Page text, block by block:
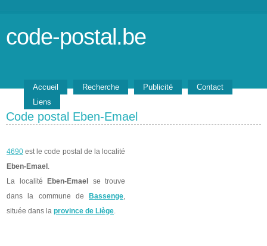
code-postal.be
Accueil Recherche Publicité
Contact
Liens
Code postal Eben-Emael
4690 est le code postal de la localité
Eben-Emael .
La localité
Eben-Emael
se trouve
dans la commune de
Bassenge,
située dans la province de Liège.